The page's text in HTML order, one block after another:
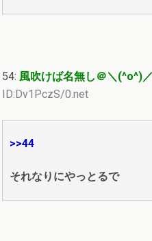
54: 風吹けば名無し＠＼(^o^)／
ID:Dv1PczS/0.net
>>44
それなりにやっとるで